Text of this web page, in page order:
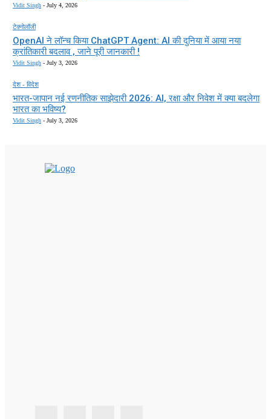
Vidit Singh - July 4, 2026
टेक्नोलॉजी
OpenAI ने लॉन्च किया ChatGPT Agent: AI की दुनिया में आया नया
क्रांतिकारी बदलाव , जाने पूरी जानकारी !
Vidit Singh - July 3, 2026
देश - विदेश
भारत-जापान नई रणनीतिक साझेदारी 2026: AI, रक्षा और निवेश में क्या बदलेगा
भारत का भविष्य?
Vidit Singh - July 3, 2026